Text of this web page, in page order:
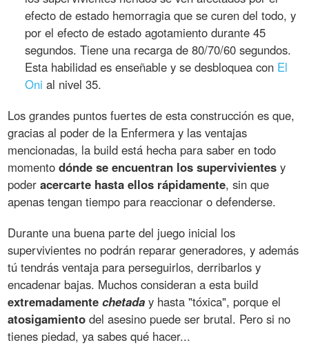
efecto de estado hemorragia que se curen del todo, y
por el efecto de estado agotamiento durante 45
segundos. Tiene una recarga de 80/70/60 segundos.
Esta habilidad es enseñable y se desbloquea con El
Oni al nivel 35.
Los grandes puntos fuertes de esta construcción es que,
gracias al poder de la Enfermera y las ventajas
mencionadas, la build está hecha para saber en todo
momentodónde se encuentran los supervivientes y
poderacercarte hasta ellos rápidamente, sin que
apenas tengan tiempo para reaccionar o defenderse.
Durante una buena parte del juego inicial los
supervivientes no podrán reparar generadores, y además
tú tendrás ventaja para perseguirlos, derribarlos y
encadenar bajas. Muchos consideran a esta build
extremadamentechetada y hasta "tóxica", porque el
atosigamiento del asesino puede ser brutal. Pero si no
tienes piedad, ya sabes qué hacer...